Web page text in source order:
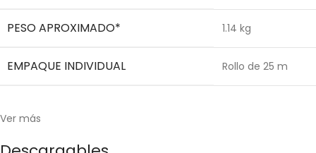
PESO APROXIMADO* 1.14 kg
EMPAQUE INDIVIDUAL Rollo de 25 m
Ver más